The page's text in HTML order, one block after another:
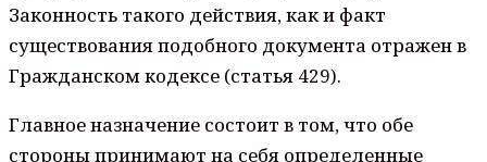
Законность такого действия, как и факт
существования подобного документа отражен в
Гражданском кодексе (статья 429).
Главное назначение состоит в том, что обе
стороны принимают на себя определенные